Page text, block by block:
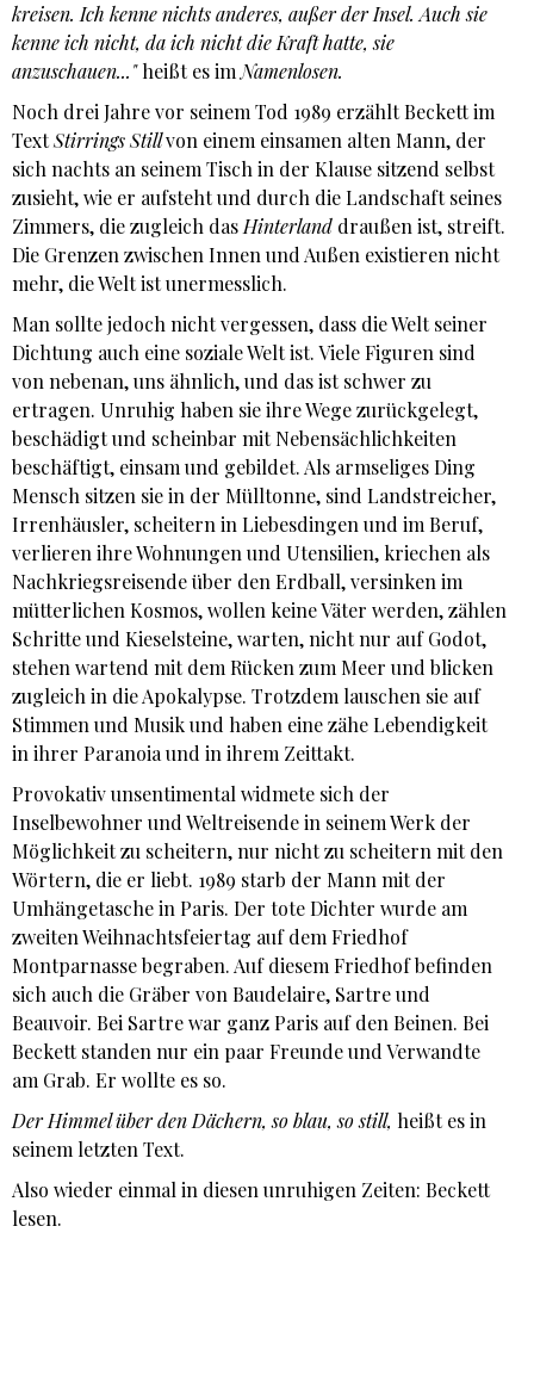
kreisen. Ich kenne nichts anderes, außer der Insel. Auch sie
kenne ich nicht, da ich nicht die Kraft hatte, sie
anzuschauen..."heißt es imNamenlosen.
Noch drei Jahre vor seinem Tod 1989 erzählt Beckett im
TextStirrings Stillvon einem einsamen alten Mann, der
sich nachts an seinem Tisch in der Klause sitzend selbst
zusieht, wie er aufsteht und durch die Landschaft seines
Zimmers, die zugleich dasHinterland draußen ist, streift.
Die Grenzen zwischen Innen und Außen existieren nicht
mehr, die Welt ist unermesslich.
Man sollte jedoch nicht vergessen, dass die Welt seiner
Dichtung auch eine soziale Welt ist. Viele Figuren sind
von nebenan, uns ähnlich, und das ist schwer zu
ertragen. Unruhig haben sie ihre Wege zurückgelegt,
beschädigt und scheinbar mit Nebensächlichkeiten
beschäftigt, einsam und gebildet. Als armseliges Ding
Mensch sitzen sie in der Mülltonne, sind Landstreicher,
Irrenhäusler, scheitern in Liebesdingen und im Beruf,
verlieren ihre Wohnungen und Utensilien, kriechen als
Nachkriegsreisende über den Erdball, versinken im
mütterlichen Kosmos, wollen keine Väter werden, zählen
Schritte und Kieselsteine, warten, nicht nur auf Godot,
stehen wartend mit dem Rücken zum Meer und blicken
zugleich in die Apokalypse. Trotzdem lauschen sie auf
Stimmen und Musik und haben eine zähe Lebendigkeit
in ihrer Paranoia und in ihrem Zeittakt.
Provokativ unsentimental widmete sich der
Inselbewohner und Weltreisende in seinem Werk der
Möglichkeit zu scheitern, nur nicht zu scheitern mit den
Wörtern, die er liebt. 1989 starb der Mann mit der
Umhängetasche in Paris. Der tote Dichter wurde am
zweiten Weihnachtsfeiertag auf dem Friedhof
Montparnasse begraben. Auf diesem Friedhof befinden
sich auch die Gräber von Baudelaire, Sartre und
Beauvoir. Bei Sartre war ganz Paris auf den Beinen. Bei
Beckett standen nur ein paar Freunde und Verwandte
am Grab. Er wollte es so.
Der Himmel über den Dächern, so blau, so still, heißt es in
seinem letzten Text.
Also wieder einmal in diesen unruhigen Zeiten: Beckett
lesen.